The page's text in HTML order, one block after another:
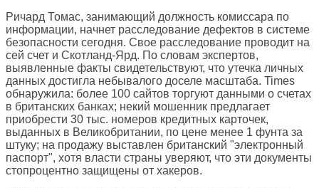
Ричард Томас, занимающий должность комиссара по
информации, начнет расследование дефектов в системе
безопасности сегодня. Свое расследование проводит на
сей счет и Скотланд-Ярд. По словам экспертов,
выявленные факты свидетельствуют, что утечка личных
данных достигла небывалого доселе масштаба. Times
обнаружила: более 100 сайтов торгуют данными о счетах
в британских банках; некий мошенник предлагает
приобрести 30 тыс. номеров кредитных карточек,
выданных в Великобритании, по цене менее 1 фунта за
штуку; на продажу выставлен британский "электронный
паспорт", хотя власти страны уверяют, что эти документы
стопроцентно защищены от хакеров.